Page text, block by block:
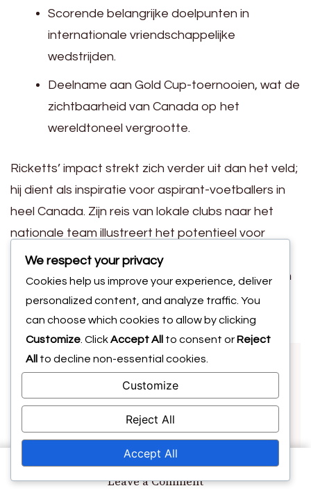
Leave a Commenton
Scorende belangrijke doelpunten in
internationale vriendschappelijke
wedstrijden.
Deelname aan Gold Cup-toernooien, wat de
zichtbaarheid van Canada op het
wereldtoneel vergrootte.
Ricketts’ impact strekt zich verder uit dan het veld;
hij dient als inspiratie voor aspirant-voetballers in
heel Canada. Zijn reis van lokale clubs naar het
nationale team illustreert het potentieel voor
succes door hard werken en
doorzettingsvermogen, en moedigt jongeren aan
om hun dromen in het voetbal na te jagen.
Ethan Caldwell
We respect your privacy
Cookies help us improve your experience, deliver
personalized content, and analyze traffic. You
can choose which cookies to allow by clicking
Customize . ClickAccept All to consent or Reject
All
to decline non-essential cookies.
Customize
Reject All
Accept All